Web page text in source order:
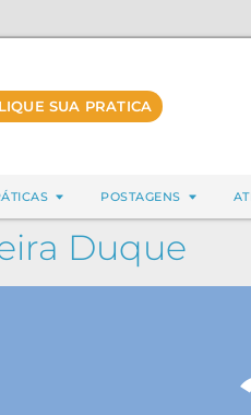
SUA PRATICA
POSTAGENS
Duque